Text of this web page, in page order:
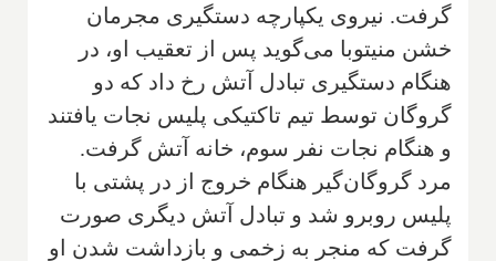
گرفت. نیروی یکپارچه دستگیری مجرمان
خشن منیتوبا می‌گوید پس از تعقیب او، در
هنگام دستگیری تبادل آتش رخ داد که دو
گروگان توسط تیم تاکتیکی پلیس نجات یافتند
و هنگام نجات نفر سوم، خانه آتش گرفت.
مرد گروگان‌گیر هنگام خروج از در پشتی با
پلیس روبرو شد و تبادل آتش دیگری صورت
گرفت که منجر به زخمی و بازداشت شدن او